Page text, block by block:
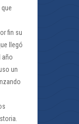
fin su
llegó
año
un